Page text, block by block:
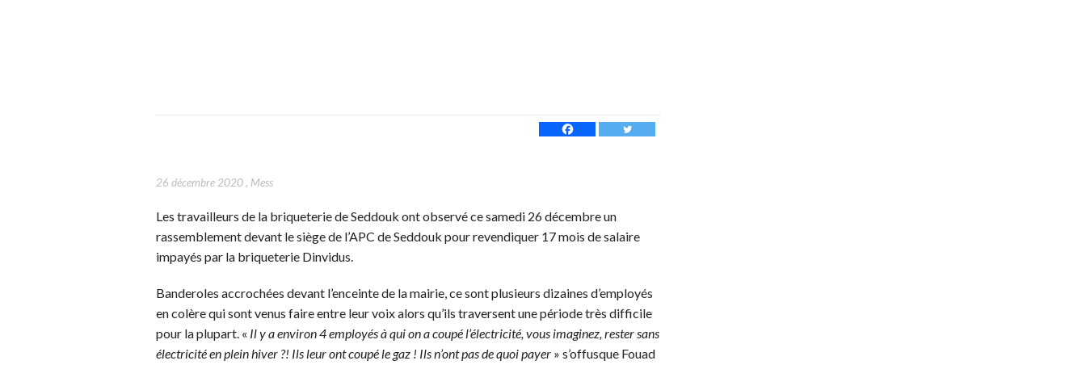
26 décembre 2020, Mess
Les travailleurs de la briqueterie de Seddouk ont observé ce samedi 26 décembre un
rassemblement devant le siège de l’APC de Seddouk pour revendiquer 17 mois de salaire
impayés par la briqueterie Dinvidus.
Banderoles accrochées devant l’enceinte de la mairie, ce sont plusieurs dizaines d’employés
en colère qui sont venus faire entre leur voix alors qu’ils traversent une période très difficile
pour la plupart. « Il y a environ 4 employés à qui on a coupé l’électricité, vous imaginez, rester sans
électricité en plein hiver ?! Ils leur ont coupé le gaz ! Ils n’ont pas de quoi payer » s’offusque Fouad